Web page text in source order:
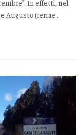
In effetti, nel
Augusto (feriae...